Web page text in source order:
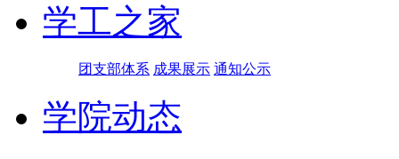
学工之家
团支部体系 成果展示 通知公示
学院动态